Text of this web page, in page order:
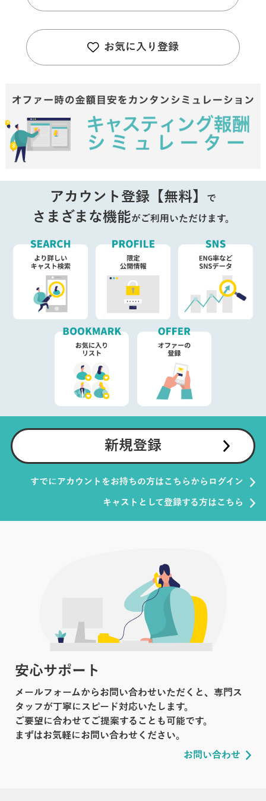
お気に入り登録
アカウント登録【無料】 で
さまざまな機能がご利用いただけます。
新規登録
すでにアカウントをお持ちの方はこちらからログイン
キャストとして登録する方はこちら
安心サポート
メールフォームからお問い合わせいただくと、専門ス
タッフが丁寧にスピード対応いたします。
ご要望に合わせてご提案することも可能です。
まずはお気軽にお問い合わせください。
お問い合わせ